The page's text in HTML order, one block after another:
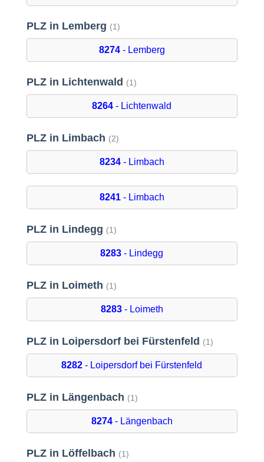
PLZ in Lemberg (1)
8274- Lemberg
PLZ in Lichtenwald (1)
8264 - Lichtenwald
PLZ in Limbach (2)
8234- Limbach
8241- Limbach
PLZ in Lindegg (1)
8283 - Lindegg
PLZ in Loimeth (1)
8283- Loimeth
PLZ in Loipersdorf bei Fürstenfeld (1)
8282 - Loipersdorf bei Fürstenfeld
PLZ in Längenbach (1)
8274- Längenbach
PLZ in Löffelbach (1)